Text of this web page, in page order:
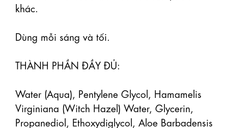
khác.
Dùng mỗi sáng và tối.
THÀNH PHẦN ĐẦY ĐỦ:
Water (Aqua), Pentylene Glycol, Hamamelis
Virginiana (Witch Hazel) Water, Glycerin,
Propanediol, Ethoxydiglycol, Aloe Barbadensis